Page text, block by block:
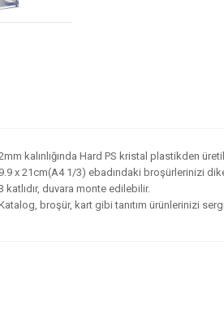
kalınlığında Hard PS kristal plastikden
9.9 x 21cm(A4 1/3) ebadındaki broşürlerinizi
katlıdır, duvara monte edilebilir.
broşür, kart gibi tanıtım ürünlerinizi